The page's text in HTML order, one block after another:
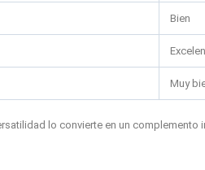
Bien
Muy
lo convierte en un complemento